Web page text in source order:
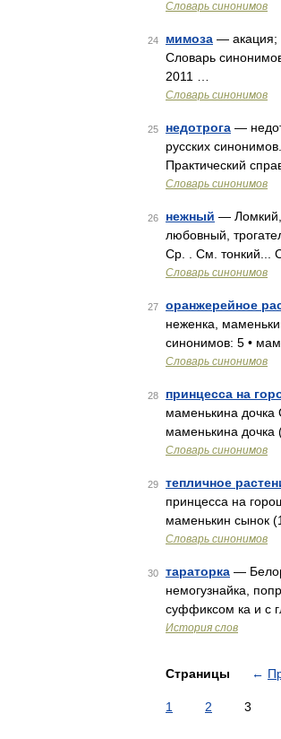
Словарь синонимов
24 мимоза — акация;
Словарь
2011 …
Словарь синонимов
25 недотрога —
русских
Практический
Словарь синонимов
26 нежный — Ломкий,
любовный,
Ср. . См. тонкий...
Словарь синонимов
27 оранжерейное
неженка,
синонимов: 5 •
Словарь синонимов
28 принцесса на
маменькина дочка
маменькина дочка
Словарь синонимов
29 тепличное
принцесса на
маменькин сынок
Словарь синонимов
30 тараторка —
немогузнайка,
суффиксом ка и с
История слов
Страницы ←
1 2 3